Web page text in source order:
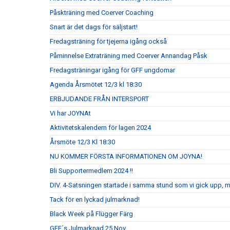
Påskträning med Coerver Coaching
Snart är det dags för säljstart!
Fredagsträning för tjejerna igång också
Påminnelse Extraträning med Coerver Annandag Påsk
Fredagsträningar igång för GFF ungdomar
Agenda Årsmötet 12/3 kl 18:30
ERBJUDANDE FRÅN INTERSPORT
Vi har JOYNAt
Aktivitetskalendern för lagen 2024
Årsmöte 12/3 Kl 18:30
NU KOMMER FÖRSTA INFORMATIONEN OM JOYNA!
Bli Supportermedlem 2024 !!
DIV. 4-Satsningen startade i samma stund som vi gick upp,
Tack för en lyckad julmarknad!
Black Week på Flügger Färg
GFF´s Julmarknad 25 Nov